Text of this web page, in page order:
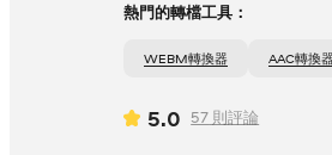
熱門的轉檔工具：
WEBM轉換器 AAC轉換
5.0 57 則評論